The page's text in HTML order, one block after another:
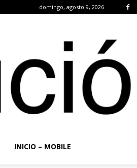
domingo, agosto 9, 2026
INICIO – MOBILE